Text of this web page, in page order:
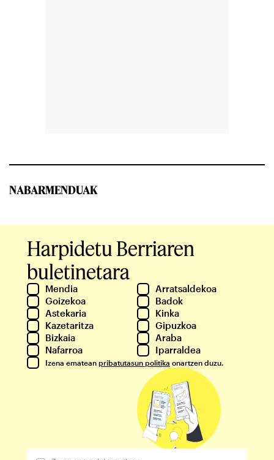
NABARMENDUAK
Harpidetu Berriaren
buletinetara
Mendia
Arratsaldekoa
Goizekoa
Badok
Astekaria
Kinka
Kazetaritza
Gipuzkoa
Bizkaia
Araba
Nafarroa
Iparraldea
Izena ematean pribatutasun politika onartzen duzu.